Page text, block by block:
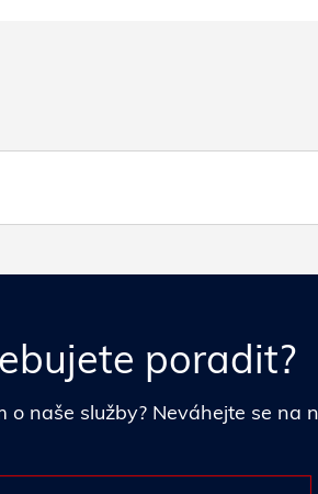
poradit?
naše služby? Neváhejte se na